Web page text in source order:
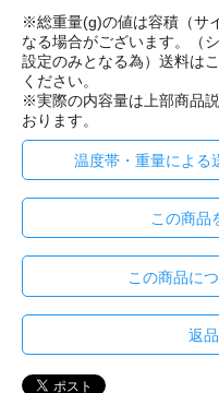
※総重量(g)の値は容積（サ
なる場合がございます。（
設定のみとなる為）送料は
ください。
※実際の内容量は上部商品
おります。
温度帯・重量による
この商品
この商品に
返